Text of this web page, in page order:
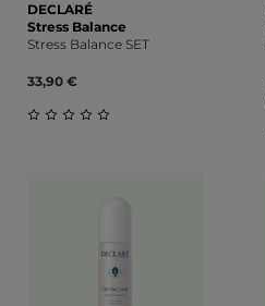
DECLARÉ
Stress Balance
Stress Balance SET
33,90 €